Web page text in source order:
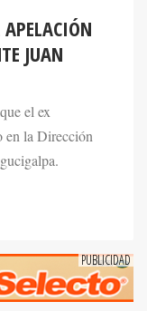
JUAN
el ex
en la Dirección